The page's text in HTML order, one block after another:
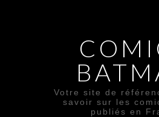
Votre site de
savoir sur les
publiés en